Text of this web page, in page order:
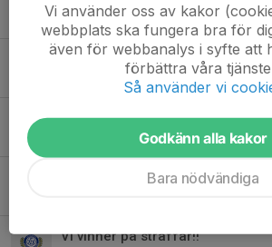
4 mar, 16:44 0
Inställd match 14/2
13 feb, 13:18 0
Lagmöte 20/1 17.30
18 jan, 13:20 0
Tyvärr förlust i semifinalen
Vi vinner på straffar!!
Vi använder oss av kakor
webbplats ska fungera bra för
även för webbanalys i syfte att
förbättra våra
Så använder vi
Godkänn alla kakor
Bara nödvändiga